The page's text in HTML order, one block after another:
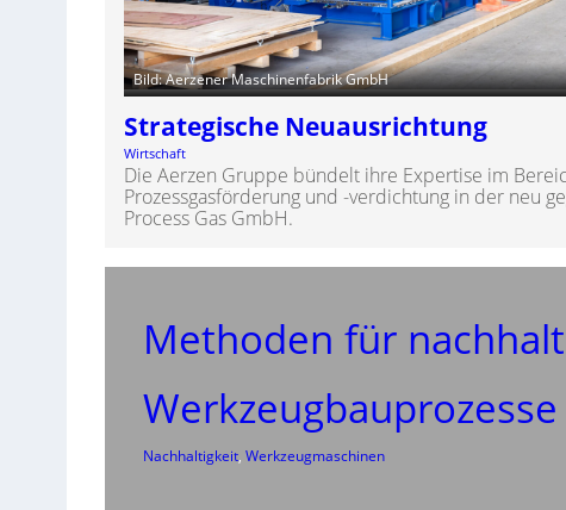
Bild: Aerzener Maschinenfabrik GmbH
Strategische Neuausrichtung
Wirtschaft
Die Aerzen Gruppe bündelt ihre Expertise im
Prozessgasförderung und -verdichtung in der neu
Process Gas GmbH.
Methoden für
Werkzeugbauprozesse
Nachhaltigkeit, Werkzeugmaschinen